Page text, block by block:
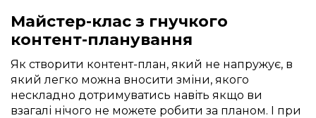
Майстер-клас з гнучкого
контент-планування
Як створити контент-план, який не напружує, в
який легко можна вносити зміни, якого
нескладно дотримуватись навіть якщо ви
взагалі нічого не можете робити за планом. І при